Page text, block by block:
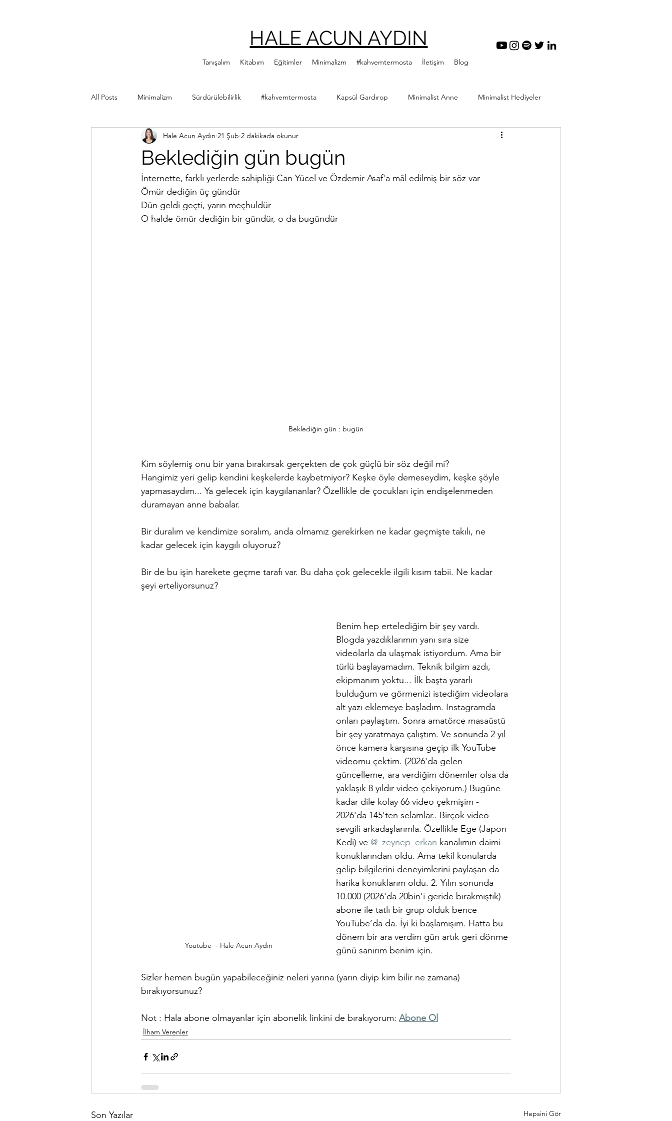
HALE ACUN AYDIN
Tanışalım Kitabım Eğitimler Minimalizm #kahvemtermosta İletişim Blog
All Posts Minimalizm Sürdürülebilirlik #kahvemtermosta Kapsül Gardırop Minimalist Anne Minimalist Hediyeler
Minimalist Seyahat İlham Verenler Minimalist Kitap Önerileri
Sürdürülebilir Mutfak Rutinler Hale Acun Aydın Çıtır Kızlar Kitap Kulübü
Beklediğin gün bugün
Hale Acun Aydın 21 Şub 2 dakikada okunur
İnternette, farklı yerlerde sahipliği Can Yücel ve Özdemir Asaf'a mâl edilmiş bir söz var
Ömür dediğin üç gündür
Dün geldi geçti, yarın meçhuldür
O halde ömür dediğin bir gündür, o da bugündür
Beklediğin gün : bugün
Kim söylemiş onu bir yana bırakırsak gerçekten de çok güçlü bir söz değil mi?
Hangimiz yeri gelip kendini keşkelerde kaybetmiyor? Keşke öyle demeseydim, keşke şöyle
yapmasaydım... Ya gelecek için kaygılananlar? Özellikle de çocukları için endişelenmeden
duramayan anne babalar.
Bir duralım ve kendimize soralım, anda olmamız gerekirken ne kadar geçmişte takılı, ne
kadar gelecek için kaygılı oluyoruz?
Bir de bu işin harekete geçme tarafı var. Bu daha çok gelecekle ilgili kısım tabii. Ne kadar
şeyi erteliyorsunuz?
Youtube  - Hale Acun Aydın
Benim hep ertelediğim bir şey vardı.
Blogda yazdıklarımın yanı sıra size
videolarla da ulaşmak istiyordum. Ama bir
türlü başlayamadım. Teknik bilgim azdı,
ekipmanım yoktu... İlk başta yararlı
bulduğum ve görmenizi istediğim videolara
alt yazı eklemeye başladım. Instagramda
onları paylaştım. Sonra amatörce masaüstü
bir şey yaratmaya çalıştım. Ve sonunda 2 yıl
önce kamera karşısına geçip ilk YouTube
videomu çektim. (2026'da gelen
güncelleme, ara verdiğim dönemler olsa da
yaklaşık 8 yıldır video çekiyorum.) Bugüne
kadar dile kolay 66 video çekmişim -
2026'da 145'ten selamlar.. Birçok video
sevgili arkadaşlarımla. Özellikle Ege (Japon
Kedi) ve @_zeynep_erkan kanalımın daimi
konuklarından oldu. Ama tekil konularda
gelip bilgilerini deneyimlerini paylaşan da
harika konuklarım oldu. 2. Yılın sonunda
10.000 (2026'da 20bin'i geride bırakmıştık)
abone ile tatlı bir grup olduk bence
YouTube’da da. İyi ki başlamışım. Hatta bu
dönem bir ara verdim gün artık geri dönme
günü sanırım benim için.
Sizler hemen bugün yapabileceğiniz neleri yarına (yarın diyip kim bilir ne zamana)
bırakıyorsunuz?
Not : Hala abone olmayanlar için abonelik linkini de bırakıyorum: Abone Ol
İlham Verenler
Son Yazılar Hepsini Gör